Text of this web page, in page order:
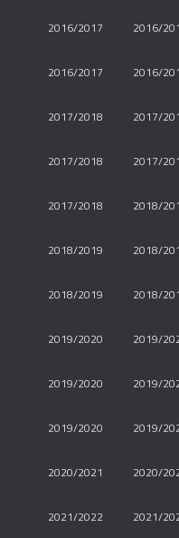
2016/2017 2016/
2016/2017 2016/
2017/2018 2017/
2017/2018 2017/
2017/2018 2018/
2018/2019 2018/
2018/2019 2018/
2019/2020 2019/
2019/2020 2019/
2019/2020 2019/
2020/2021 2020/
2021/2022 2021/